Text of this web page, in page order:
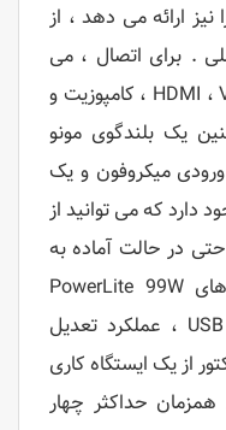
ارائه می دهد ، از
. برای اتصال ، می
توانید انواع ورودی ها از جمله HDMI ، VGA ، کامپوزیت و
یک بلندگوی مونو
جک ورودی میکروفون و یک
که می توانید از
در حالت آماده به
کار استفاده کنید. سایر ویژگی های PowerLite 99W
عبارتند از اتصال USB plug-and-play ، عملکرد تعدیل
کنترل حداکثر ۵۰ پروژکتور از یک ایستگاه کاری
همزمان حداکثر چهار